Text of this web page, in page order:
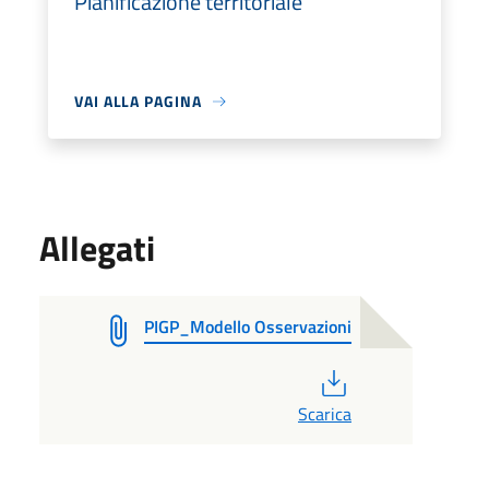
VAI ALLA PAGINA
Allegati
PIGP_Modello Osservazioni
Scarica